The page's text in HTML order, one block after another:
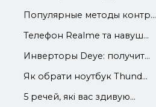
Популярные методы контр...
Телефон Realme та навуш...
Инверторы Deye: получит...
Як обрати ноутбук Thund...
5 речей, які вас здивую...